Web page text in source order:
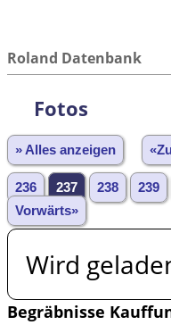
Roland Datenbank
Fotos
» Alles anzeigen
236 237 238 239
Vorwärts»
Wird
Begräbnisse